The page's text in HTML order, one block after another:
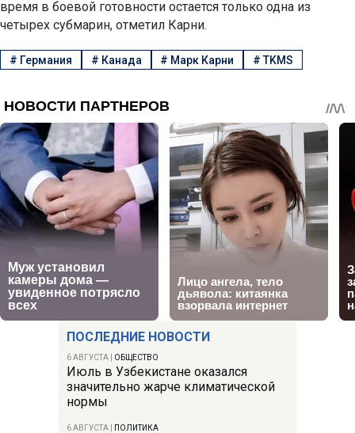
ПОСЛЕДНИЕ НОВОСТИ
6 АВГУСТА ОБЩЕСТВО
Июль в Узбекистане оказался
значительно жарче климатической
нормы
6 АВГУСТА ПОЛИТИКА
время в боевой готовности остается только одна из
четырех субмарин, отметил Карни.
# Германия # Канада # Марк Карни #TKMS